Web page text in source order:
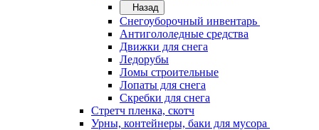
Назад
Снегоуборочный инвентарь
Антигололедные средства
Движки для снега
Ледорубы
Ломы строительные
Лопаты для снега
Скребки для снега
Стретч пленка, скотч
Урны, контейнеры, баки для мусора